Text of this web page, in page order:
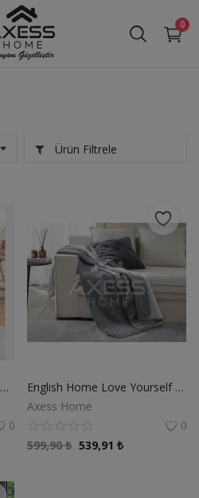
0
Ürün Filtrele
AKSU Çift Kişilik Ipeksoft Embos Battaniye
0
English Home Love Yourself Akrilik Tv Battaniye 130x170 cm Gri
Axess Home
0
599,90₺ 539,91 ₺